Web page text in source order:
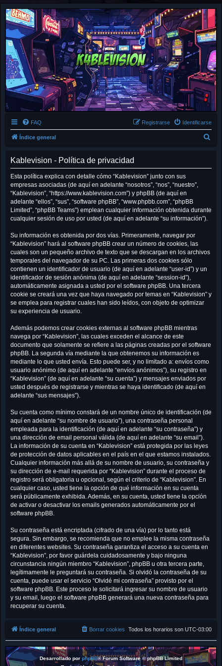
FAQ Identificarse
Registrarse
Índice general
Kablevision - Política de privacidad
Esta política explica con detalle cómo “Kablevision” junto con sus
empresas asociadas (de aquí en adelante “nosotros”, “nos”, “nuestro”,
“Kablevision”, “https://www.kablevision.com”) y phpBB (de aquí en
adelante “ellos”, “sus”, “software phpBB”, “www.phpbb.com”, “phpBB
Limited”, “phpBB Teams”) emplean cualquier información obtenida durante
cualquier sesión de uso por usted (de aquí en adelante “su información”).
Su información es obtenida por dos vías. Primeramente, navegar por
“Kablevision” hará al software phpBB crear un número de cookies, las
cuales son un pequeño archivo de texto que se descargan en los archivos
temporales del navegador de su PC. Las primeras dos cookies sólo
contienen un identificador de usuario (de aquí en adelante “user-id”) y un
identificador de sesión anónima (de aquí en adelante “session-id”),
automáticamente asignada a usted por el software phpBB. Una tercera
cookie se creará una vez que haya navegado por temas en “Kablevision” y
se emplea para registrar cuales han sido leídos, con objeto de optimizar
su experiencia de usuario.
Además podemos crear cookies externas al software phpBB mientras
navega por “Kablevision”, las cuales exceden el alcance de este
documento que solamente se refiere a las páginas creadas por el software
phpBB. La segunda vía mediante la que obtenemos su información es
mediante lo que usted envía. Esto puede ser, y no limitado a: envíos como
usuario anónimo (de aquí en adelante “envíos anónimos”), su registro en
“Kablevision” (de aquí en adelante “su cuenta”) y mensajes enviados por
usted después de registrarse y mientras se haya identificado (de aquí en
adelante “sus mensajes”).
Su cuenta como mínimo constará de un nombre único de identificación (de
aquí en adelante “su nombre de usuario”), una contraseña personal
empleada para la identificación (de aquí en adelante “su contraseña”) y
una dirección de email personal válida (de aquí en adelante “su email”).
La información de su cuenta en “Kablevision” está protegida por las leyes
de protección de datos aplicables en el país en el que estamos instalados.
Cualquier información más allá de su nombre de usuario, su contraseña y
su dirección de e-mail requerida por “Kablevision” durante el proceso de
registro será obligatoria u opcional, según el criterio de “Kablevision”. En
cualquier caso, usted tiene la opción de qué información en su cuenta
será públicamente exhibida. Además, en su cuenta, usted tiene la opción
de activar o desactivar los emails generados automáticamente por el
software phpBB.
Su contraseña está encriptada (cifrado de una vía) por lo tanto está
segura. Sin embargo, se recomienda que no emplee la misma contraseña
en diferentes websites. Su contraseña garantiza el acceso a su cuenta en
“Kablevision”, por favor guárdela cuidadosamente y bajo ninguna
circunstancia ningún miembro “Kablevision”, phpBB u otra tercera parte,
legítimamente le preguntará su contraseña. Si olvidó la contraseña de su
cuenta, puede usar el servicio “Olvidé mi contraseña” provisto por el
software phpBB. Este proceso le solicitará ingresar su nombre de usuario
y su email, luego el software phpBB generará una nueva contraseña para
recuperar su cuenta.
Índice general Todos los horarios son UTC-03:00
Borrar cookies
Desarrollado porphpBB® Forum Software © phpBB Limited